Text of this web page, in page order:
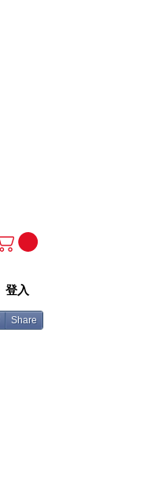
登入
Share